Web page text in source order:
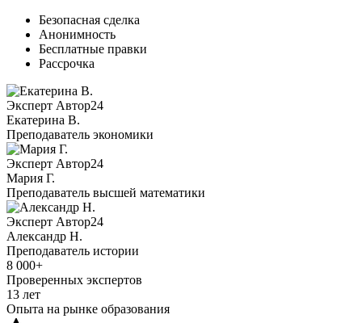
Безопасная сделка
Анонимность
Бесплатные правки
Рассрочка
Эксперт Автор24
Екатерина B.
Преподаватель экономики
Эксперт Автор24
Мария Г.
Преподаватель высшей математики
Эксперт Автор24
Александр Н.
Преподаватель истории
8 000+
Проверенных экспертов
13 лет
Опыта на рынке образования